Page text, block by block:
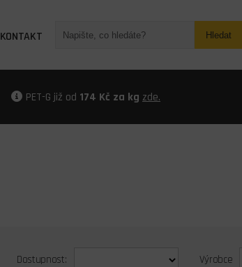
KONTAKT Hledat
PET-G již od 174 Kč za kg zde.
Dostupnost: Výrobce